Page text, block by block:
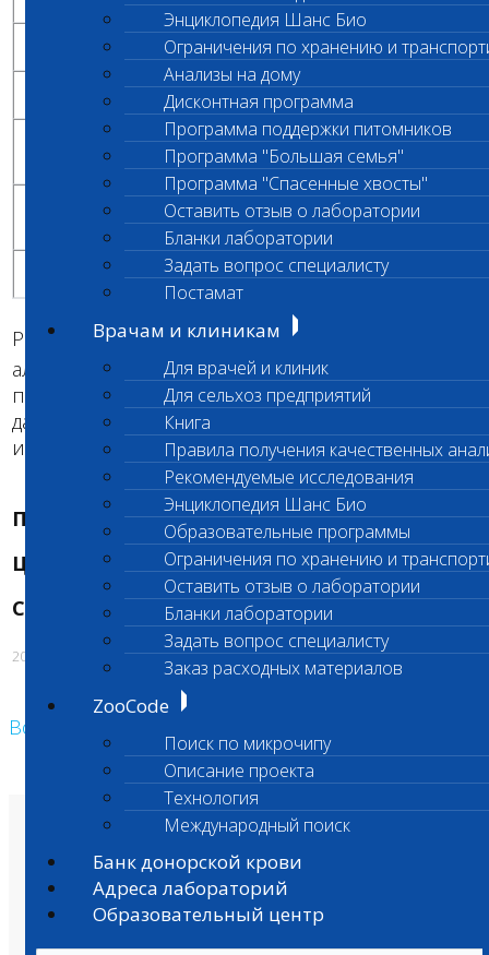
Энциклопедия Шанс Био
Ограничения по хранению и
Анализы на дому
Дисконтная программа
Программа поддержки питомников
Программа "Большая семья"
Программа "Спасенные хвосты"
Оставить отзыв о лаборатории
Бланки лаборатории
Задать вопрос специалисту
Постамат
Врачам и клиникам
Для врачей и клиник
Для сельхоз предприятий
Книга
Правила получения качественных
Рекомендуемые исследования
Энциклопедия Шанс Био
Образовательные программы
Ограничения по хранению и
Оставить отзыв о лаборатории
Бланки лаборатории
Задать вопрос специалисту
Заказ расходных материалов
ZooCode
Поиск по микрочипу
Описание проекта
Технология
Международный поиск
Банк донорской крови
Адреса лабораторий
Образовательный центр
сплошной окрас в зонах пигментации
сплошной окрас в зонах пигментации
тигровины на фоне окраса агути
(соболиного, черно-подпалого, чепрачного)
тигровины на фоне окраса агути
(соболиного, черно-подпалого, чепрачного)
окрас агути, отсутствие тигровин
Разработан ДНК-тест, позволяющий выявить
аллель доминантного черного окраса K
пород, в которых отсутствует тигровый окрас,
данный тест позволяет получить
исчерпывающую информацию по локусу К.
Породы:
все породы
Цена исследования:1700 руб.
Срок изготовлениядо 45 дней.
20.09.2017
Возврат к списку
О лаборатории
Анализы и цены
Ветеринарные центры
Владельцам
Врачам и клиникам
Бланки лаборатории
Банк донорской крови
Адреса лабораторий